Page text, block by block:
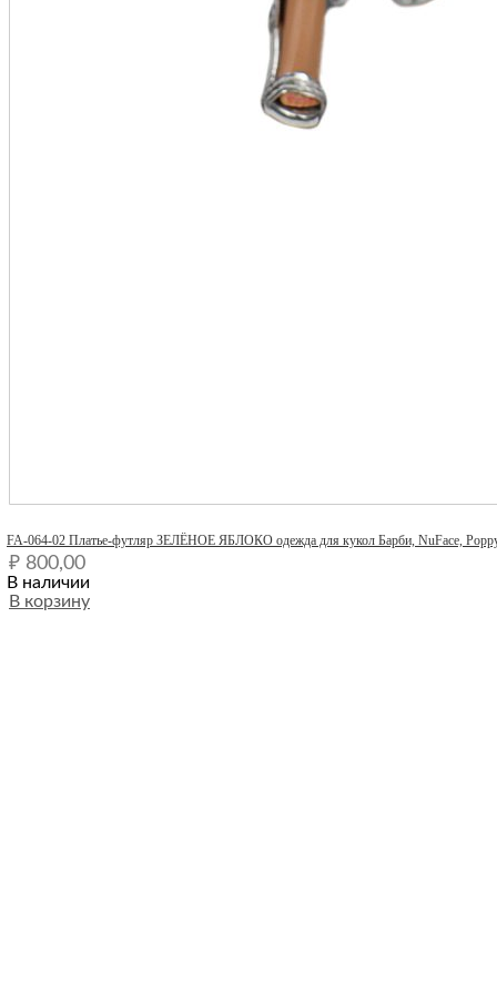
FA-064-02 Платье-футляр ЗЕЛЁНОЕ ЯБЛОКО одежда для кукол Барби, NuFace,
₽ 800,00
В наличии
В корзину